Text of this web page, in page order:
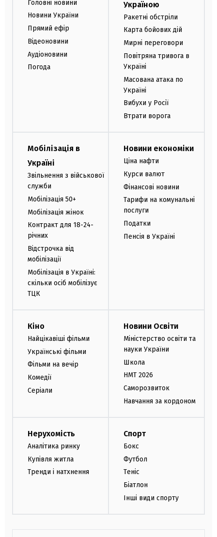
Головні новини
Новини України
Прямий ефір
Відеоновини
Аудіоновини
Погода
Україною
Ракетні обстріли
Карта бойових дій
Мирні переговори
Повітряна тривога в
Україні
Масована атака по
Україні
Вибухи у Росії
Втрати ворога
Мобілізація в
Україні
Звільнення з військової
служби
Мобілізація 50+
Мобілізація жінок
Контракт для 18-24-
річних
Відстрочка від
мобілізації
Мобілізація в Україні:
скільки осіб мобілізує
ТЦК
Новини економіки
Ціна нафти
Курси валют
Фінансові новини
Тарифи на комунальні
послуги
Податки
Пенсія в Україні
Кіно
Найцікавіші фільми
Українські фільми
Фільми на вечір
Комедії
Серіали
Новини Освіти
Міністерство освіти та
науки України
Школа
НМТ 2026
Саморозвиток
Навчання за кордоном
Нерухомість
Аналітика ринку
Купівля житла
Тренди і натхнення
Спорт
Бокс
Футбол
Теніс
Біатлон
Інші види спорту